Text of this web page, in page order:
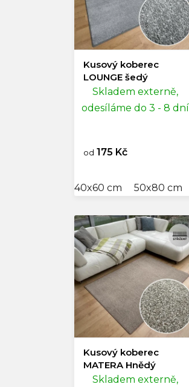
Kusový koberec
LOUNGE šedý
Skladem externě,
odesíláme do 3 - 8 dní
od 175 Kč
40x60 cm 50x80 cm
Kusový koberec
MATERA Hnědý
Skladem externě,